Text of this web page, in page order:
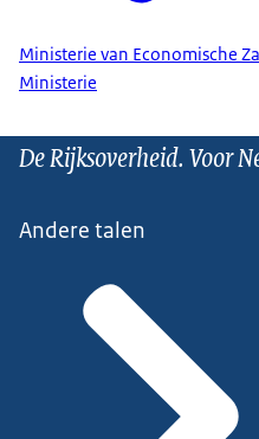
Ministerie van Economische
Ministerie
De Rijksoverheid. Voor
Andere talen